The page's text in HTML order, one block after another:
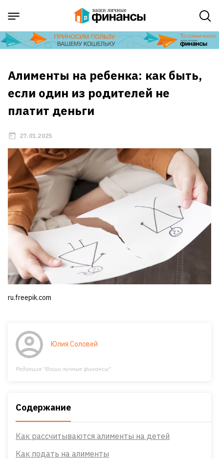
Алименты на ребенка: как быть,
если один из родителей не
платит деньги
27.01.2025
ru.freepik.com
Юлия Соловей
Редакция "Ваши личные финансы"
Содержание
Как рассчитываются алименты на детей
Как подать на алименты